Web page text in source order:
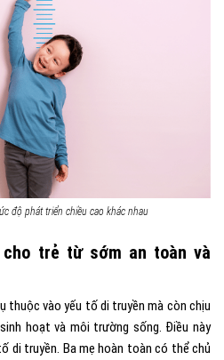
độ phát triển chiều cao khác nhau
cho trẻ từ sớm an toàn và
thuộc vào yếu tố di truyền mà còn chịu
hoạt và môi trường sống. Điều này
di truyền. Ba mẹ hoàn toàn có thể chủ